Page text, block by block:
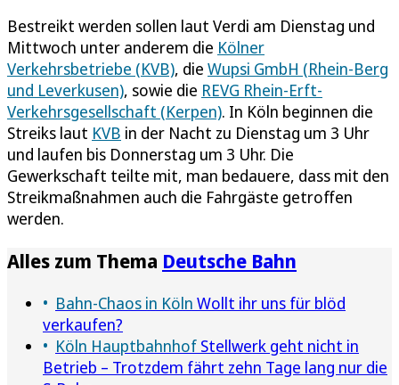
Bestreikt werden sollen laut Verdi am Dienstag und
Mittwoch unter anderem die Kölner
Verkehrsbetriebe (KVB), die Wupsi GmbH (Rhein-Berg
und Leverkusen), sowie die REVG Rhein-Erft-
Verkehrsgesellschaft (Kerpen). In Köln beginnen die
Streiks laut KVB in der Nacht zu Dienstag um 3 Uhr
und laufen bis Donnerstag um 3 Uhr. Die
Gewerkschaft teilte mit, man bedauere, dass mit den
Streikmaßnahmen auch die Fahrgäste getroffen
werden.
Alles zum Thema Deutsche Bahn
Bahn-Chaos in Köln Wollt ihr uns für blöd
verkaufen?
Köln Hauptbahnhof Stellwerk geht nicht in
Betrieb – Trotzdem fährt zehn Tage lang nur die